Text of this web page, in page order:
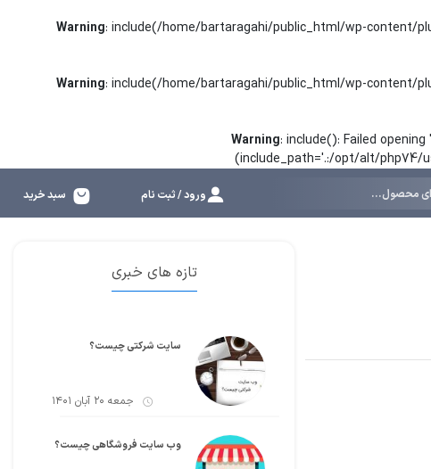
Warning: include(/home/bartaragahi/public_html/wp-content/
Warning: include(/home/bartaragahi/public_html/wp-content/
Warning: include(): Failed
(include_path='.:/opt/alt/php74/
ورود / ثبت نام سبد خرید
تازه های خبری
سایت شرکتی چیست؟
جمعه 20 آبان 1401
وب سایت فروشگاهی چیست؟